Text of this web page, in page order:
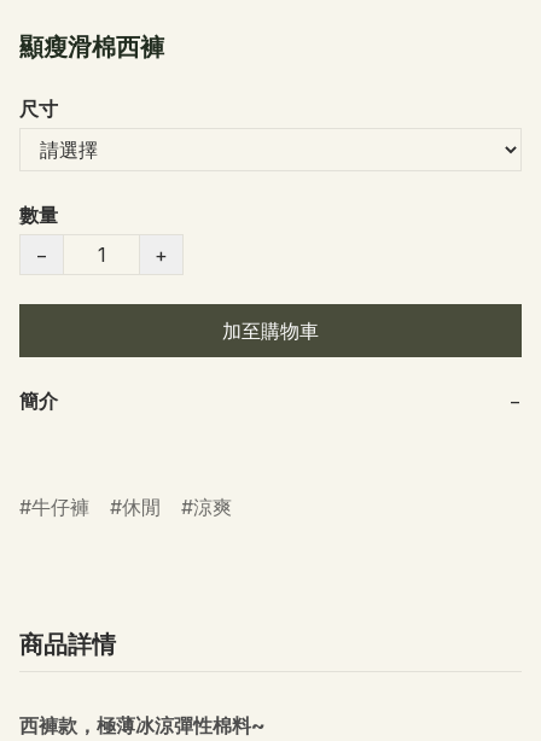
顯瘦滑棉西褲
尺寸
數量
−
+
加至購物車
簡介 −
牛仔褲 休閒 涼爽
商品詳情
西褲款，極薄冰涼彈性棉料~